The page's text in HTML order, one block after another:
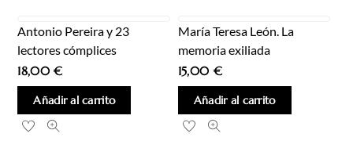
Antonio Pereira y 23
lectores cómplices
18,00€
Añadir al carrito
María Teresa León. La
memoria exiliada
15,00 €
Añadir al carrito